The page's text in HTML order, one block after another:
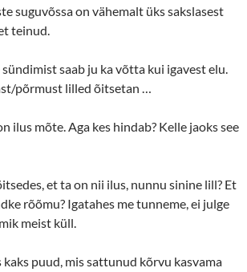
suguvõssa on vähemalt üks sakslasest
teinud.
saab ju ka võtta kui igavest elu.
põrmust lilled õitsetan …
ilus mõte. Aga kes hindab? Kelle jaoks see
et ta on nii ilus, nunnu sinine lill? Et
rõõmu? Igatahes me tunneme, ei julge
meist küll.
kaks puud, mis sattunud kõrvu kasvama